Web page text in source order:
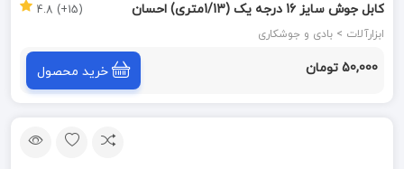
کابل جوش سایز 16 درجه یک (1/13متری) احسان
ابزارآلات > بادی و جوشکاری
(15+) 4.8
50,000 تومان خرید محصول